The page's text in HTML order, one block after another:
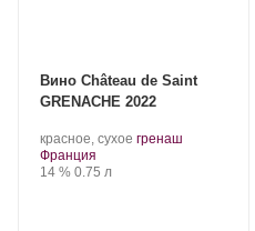
Вино Château de Saint
GRENACHE 2022
Производитель:
Château
de
красное, сухое .гренаш
Регион:
Франция
Крепость
14 %. Объем
0.75 л